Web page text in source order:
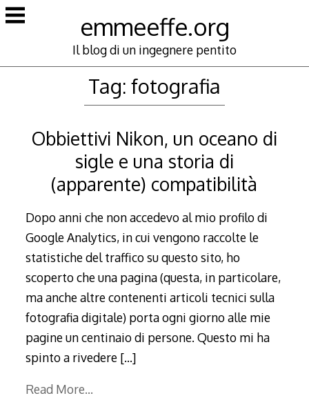
Skip
to
emmeeffe.org
Il blog di un ingegnere pentito
Tag: fotografia
Obbiettivi Nikon, un oceano di
sigle e una storia di
(apparente) compatibilità
Dopo anni che non accedevo al mio profilo di
Google Analytics, in cui vengono raccolte le
statistiche del traffico su questo sito, ho
scoperto che una pagina (questa, in particolare,
ma anche altre contenenti articoli tecnici sulla
fotografia digitale) porta ogni giorno alle mie
pagine un centinaio di persone. Questo mi ha
spinto a rivedere […]
Read More…